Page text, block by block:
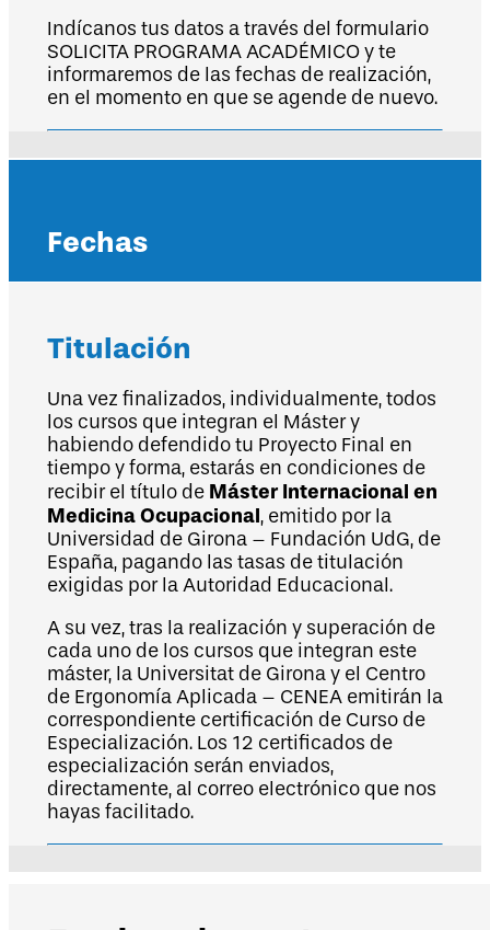
Indícanos tus datos a través del formulario
SOLICITA PROGRAMA ACADÉMICO y te
informaremos de las fechas de realización,
en el momento en que se agende de nuevo.
Fechas
Titulación
Una vez finalizados, individualmente, todos
los cursos que integran el Máster y
habiendo defendido tu Proyecto Final en
tiempo y forma, estarás en condiciones de
recibir el título de Máster Internacional en
Medicina Ocupacional, emitido por la
Universidad de Girona – Fundación UdG, de
España, pagando las tasas de titulación
exigidas por la Autoridad Educacional.
A su vez, tras la realización y superación de
cada uno de los cursos que integran este
máster, la Universitat de Girona y el Centro
de Ergonomía Aplicada – CENEA emitirán la
correspondiente certificación de Curso de
Especialización. Los 12 certificados de
especialización serán enviados,
directamente, al correo electrónico que nos
hayas facilitado.